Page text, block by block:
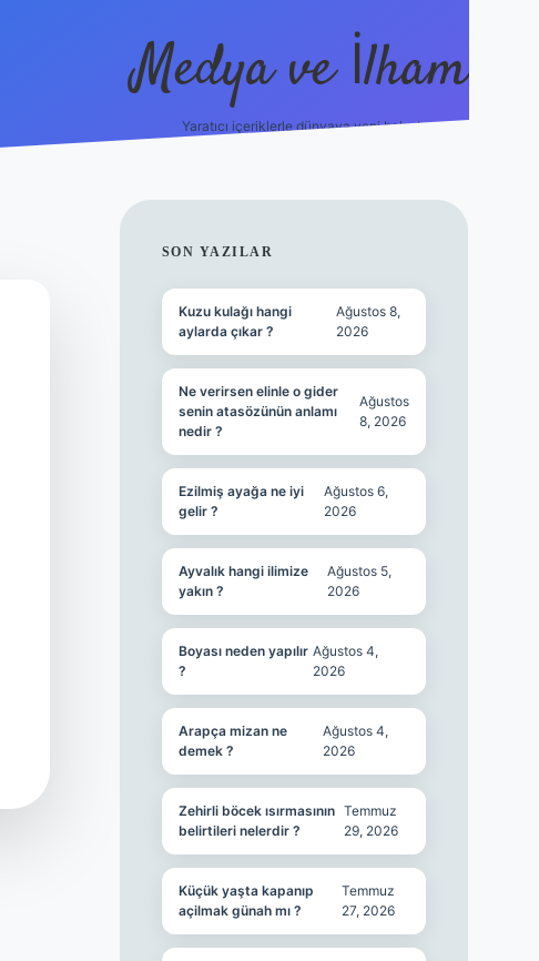
Medya ve İlham
Yaratıcı içeriklerle dünyaya yeni bakış!
SIDEBAR
SON YAZILAR
Kuzu kulağı hangi
aylarda çıkar ?
Ağustos 8,
2026
Ne verirsen elinle o gider
senin atasözünün anlamı
nedir ?
Ağustos
8, 2026
Ezilmiş ayağa ne iyi
gelir ?
Ağustos 6,
2026
Ayvalık hangi ilimize
yakın ?
Ağustos 5,
2026
Boyası neden yapılır
?
Ağustos 4,
2026
Arapça mizan ne
demek ?
Ağustos 4,
2026
Zehirli böcek ısırmasının
belirtileri nelerdir ?
Temmuz
29, 2026
Küçük yaşta kapanıp
açilmak günah mı ?
Temmuz
27, 2026
https://ilbet.online/ grandoperabet giriş